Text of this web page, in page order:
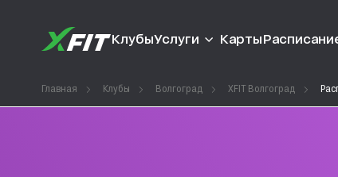
КлубыУслуги Карты
Главная Клубы Волгоград XFIT Волгоград